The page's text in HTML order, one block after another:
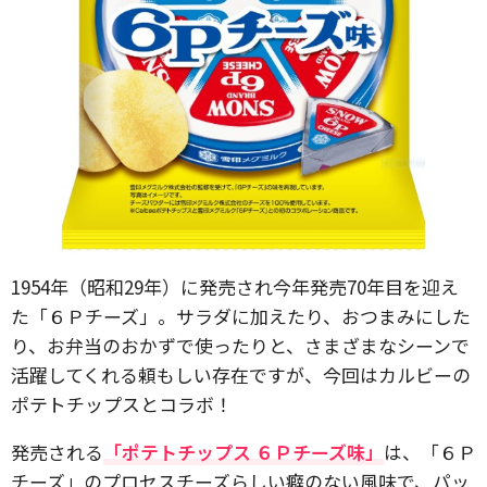
1954年（昭和29年）に発売され今年発売70年目を迎え
た「６Ｐチーズ」。サラダに加えたり、おつまみにした
り、お弁当のおかずで使ったりと、さまざまなシーンで
活躍してくれる頼もしい存在ですが、今回はカルビーの
ポテトチップスとコラボ！
発売される 「ポテトチップス ６Ｐチーズ味」 は、「６Ｐ
チーズ」のプロセスチーズらしい癖のない風味で、パッ